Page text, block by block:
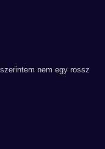
nem egy rossz